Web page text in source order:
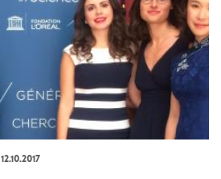
12.10.2017